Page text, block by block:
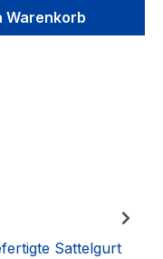
Warenkorb
Sattelgurt